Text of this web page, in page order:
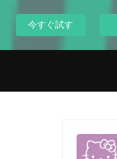
今すぐ試す